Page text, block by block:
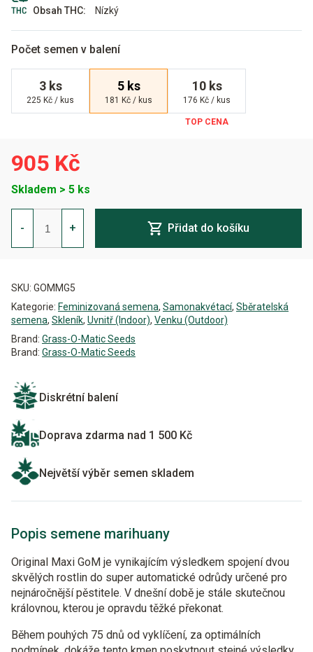
Obsah THC:
Nízký
Počet semen v balení
3 ks
225 Kč / kus
5 ks
181 Kč / kus
10 ks
176 Kč / kus
905 Kč
Skladem > 5 ks
-
Maxi
GOM
Auto
Feminizovaná
+ Přidat do košíku
SKU: GOMMG5
Kategorie: Feminizovaná semena, Samonakvétací, Sběratelská
semena, Skleník, Uvnitř (Indoor), Venku (Outdoor)
Brand: Grass-O-Matic Seeds
Brand: Grass-O-Matic Seeds
Diskrétní balení
Doprava zdarma nad 1 500 Kč
Největší výběr semen skladem
Popis semene marihuany
Original Maxi GoM je vynikajícím výsledkem spojení dvou
skvělých rostlin do super automatické odrůdy určené pro
nejnáročnější pěstitele. V dnešní době je stále skutečnou
královnou, kterou je opravdu těžké překonat.
Během pouhých 75 dnů od vyklíčení, za optimálních